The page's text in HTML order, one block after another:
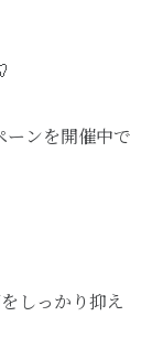
ーンを開催中で
しっかり抑え